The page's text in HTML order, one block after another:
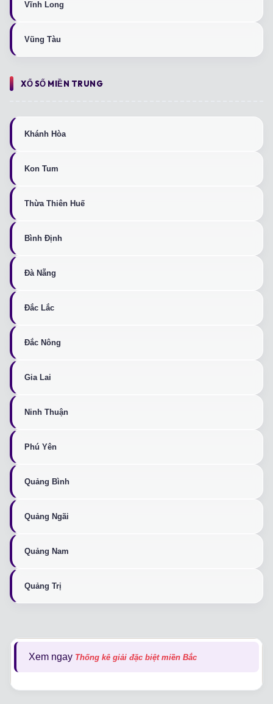
Vĩnh Long
Vũng Tàu
XỔ SỐ MIỀN TRUNG
Khánh Hòa
Kon Tum
Thừa Thiên Huế
Bình Định
Đà Nẵng
Đắc Lắc
Đắc Nông
Gia Lai
Ninh Thuận
Phú Yên
Quảng Bình
Quảng Ngãi
Quảng Nam
Quảng Trị
Xem ngay Thống kê giải đặc biệt miền Bắc